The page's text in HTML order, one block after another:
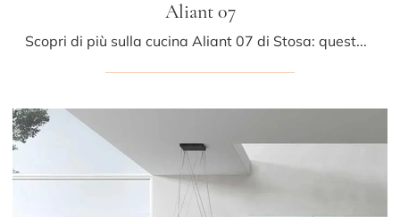
Aliant 07
Scopri di più sulla cucina Aliant 07 di Stosa: questa soluzione in vetro sarà l'acquisto ideale per te!